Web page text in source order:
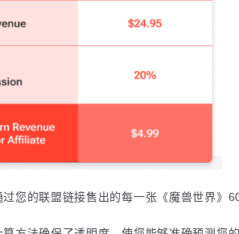
过您的联盟链接售出的每一张《魔兽世界》